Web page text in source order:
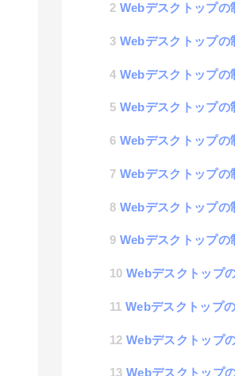
Webデスクトップの制作 #23 お問い合
Webデスクトップの制作 #22 システムデー
Webデスクトップの制作 #21
Webデスクトップの制作 #20 フ
Webデスクトップの制作 #19 現
Webデスクトップの制作 #18 新規フォルダの追加
Webデスクトップの制作 #17 アイコンのオ
Webデスクトップの制作 #16 ウィン
Webデスクトップの制作 #15 ウィンドウ
Webデスクトップの制作 #14 Windowの中に
Webデスクトップの制作 #13
Webデスクトップの制作 #12